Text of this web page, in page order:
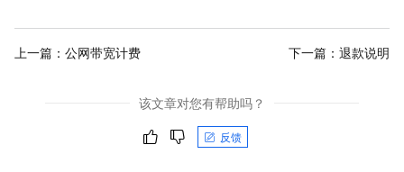
上一篇： 公网带宽计费 下一篇： 退款说明
该文章对您有帮助吗？
反馈